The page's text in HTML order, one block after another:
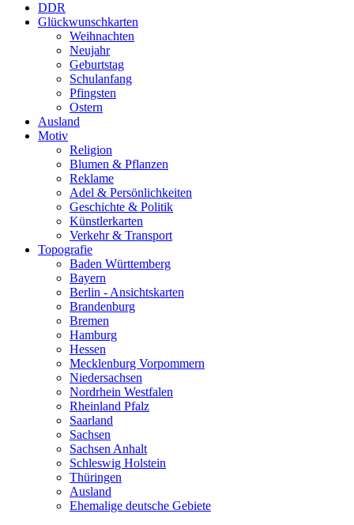
DDR
Glückwunschkarten
Weihnachten
Neujahr
Geburtstag
Schulanfang
Pfingsten
Ostern
Ausland
Motiv
Religion
Blumen & Pflanzen
Reklame
Adel & Persönlichkeiten
Geschichte & Politik
Künstlerkarten
Verkehr & Transport
Topografie
Baden Württemberg
Bayern
Berlin - Ansichtskarten
Brandenburg
Bremen
Hamburg
Hessen
Mecklenburg Vorpommern
Niedersachsen
Nordrhein Westfalen
Rheinland Pfalz
Saarland
Sachsen
Sachsen Anhalt
Schleswig Holstein
Thüringen
Ausland
Ehemalige deutsche Gebiete